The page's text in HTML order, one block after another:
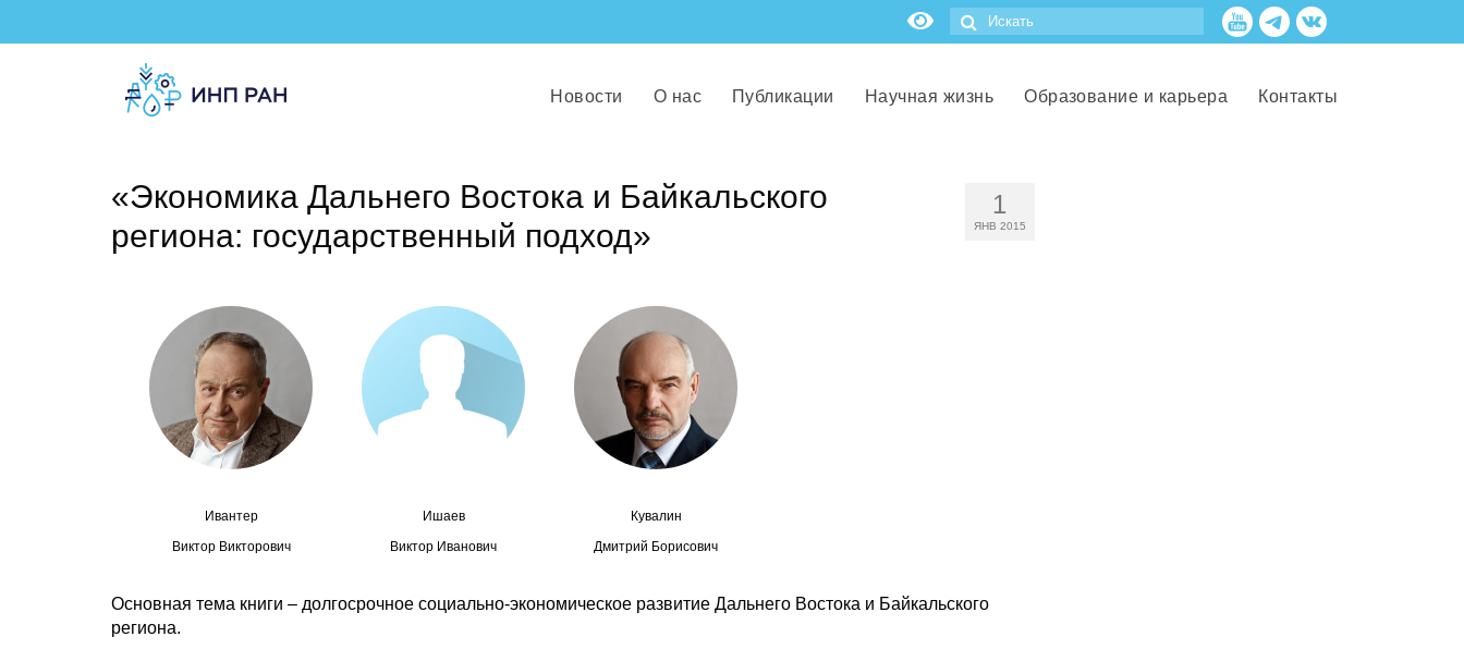
Новости О нас Публикации Научная жизнь Образование и карьера Контакты
1
ЯНВ 2015
«Экономика Дальнего Востока и Байкальского
региона: государственный подход»
Ивантер
Виктор Викторович
Ишаев
Виктор Иванович
Кувалин
Дмитрий Борисович
Основная тема книги – долгосрочное социально-экономическое развитие Дальнего Востока и Байкальского
региона.